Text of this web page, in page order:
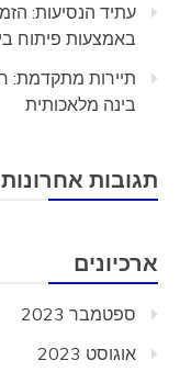
עתיד הנסיעות:
באמצעות פיתוח
תיירות מתקדמת:
בינה מלאכותית
תגובות אחרונות
ארכיונים
ספטמבר 2023
אוגוסט 2023